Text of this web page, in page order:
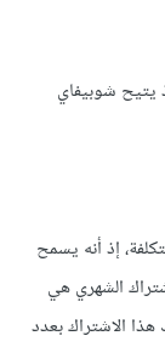
شوبيفاي
إذ أنه يسمح
الشهري هي
الاشتراك بعدد